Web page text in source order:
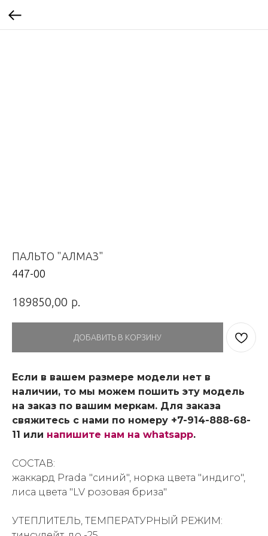
ПАЛЬТО "АЛМАЗ"
447-00
189850,00 р.
ДОБАВИТЬ В КОРЗИНУ
Если в вашем размере модели нет в
наличии, то мы можем пошить эту модель
на заказ по вашим меркам. Для заказа
свяжитесь с нами по номеру +7-914-888-68-
11 или напишите нам на whatsapp.
СОСТАВ:
жаккард Prada "синий", норка цвета "индиго",
лиса цвета "LV розовая бриза"
УТЕПЛИТЕЛЬ, ТЕМПЕРАТУРНЫЙ РЕЖИМ: